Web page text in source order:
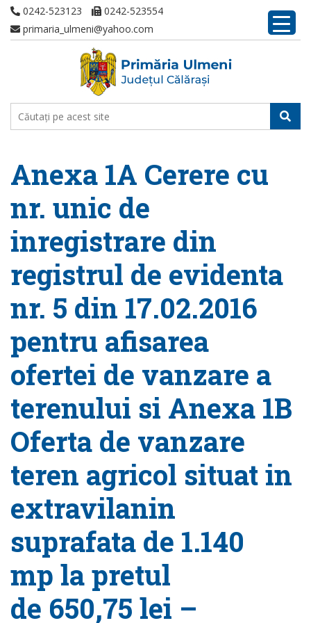
0242-523123
0242-523554
primaria_ulmeni@yahoo.com
Anexa 1A Cerere cu
nr. unic de
inregistrare din
registrul de evidenta
nr. 5 din 17.02.2016
pentru afisarea
ofertei de vanzare a
terenului si Anexa 1B
Oferta de vanzare
teren agricol situat in
extravilanin
suprafata de 1.140
mp la pretul
de 650,75 lei –